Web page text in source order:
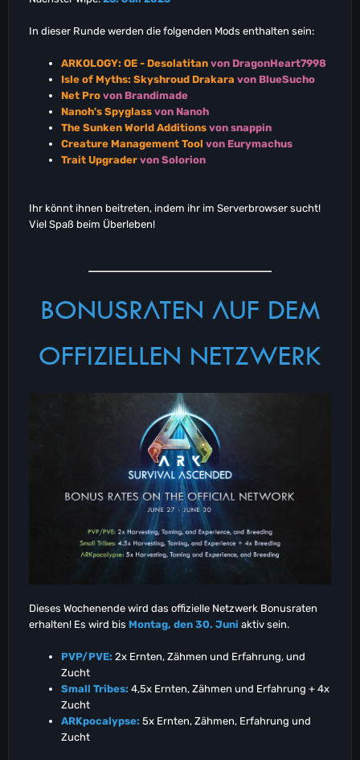
In dieser Runde werden die folgenden Mods enthalten sein:
ARKOLOGY: OE - Desolatitan von DragonHeart7998
Isle of Myths: Skyshroud Drakara von BlueSucho
Net Pro von Brandimade
Nanoh's Spyglass von Nanoh
The Sunken World Additions von snappin
Creature Management Tool von Eurymachus
Trait Upgrader von Solorion
Ihr könnt ihnen beitreten, indem ihr im Serverbrowser sucht!
Viel Spaß beim Überleben!
BONUSRATEN AUF DEM
OFFIZIELLEN NETZWERK
Dieses Wochenende wird das offizielle Netzwerk Bonusraten
erhalten! Es wird bis Montag, den 30. Juni aktiv sein.
PVP/PVE: 2x Ernten, Zähmen und Erfahrung, und
Zucht
Small Tribes: 4,5x Ernten, Zähmen und Erfahrung + 4x
Zucht
ARKpocalypse: 5x Ernten, Zähmen, Erfahrung und
Zucht